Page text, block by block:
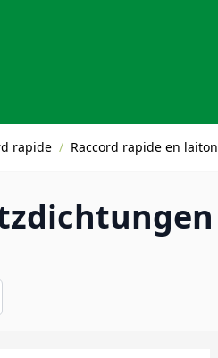
rapide / Raccord rapide en laiton